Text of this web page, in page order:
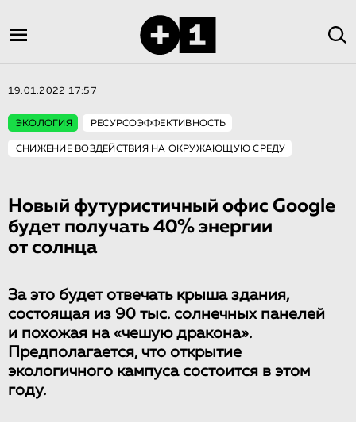
19.01.2022 17:57
ЭКОЛОГИЯ РЕСУРСОЭФФЕКТИВНОСТЬ
СНИЖЕНИЕ ВОЗДЕЙСТВИЯ НА ОКРУЖАЮЩУЮ СРЕДУ
Новый футуристичный офис Google
будет получать 40% энергии
от солнца
За это будет отвечать крыша здания,
состоящая из 90 тыс. солнечных панелей
и похожая на «чешую дракона».
Предполагается, что открытие
экологичного кампуса состоится в этом
году.